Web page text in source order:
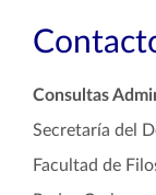
Consultas
Secretaría del
Facultad de